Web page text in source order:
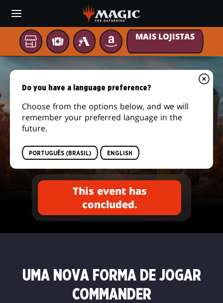
main
content
Sua
loja
local
TCGPLAYER
MTG
ARENA
AMAZON
MAIS LOJISTAS
FESTA
COMMANDER
FESTA DE COMMANDER
This event has
concluded.
UMA NOVA FORMA DE JOGAR
COMMANDER
Do you have a language preference?
Choose from the options below, and we will
remember your preferred language in the
future.
PORTUGUÊS (BRASIL) ENGLISH